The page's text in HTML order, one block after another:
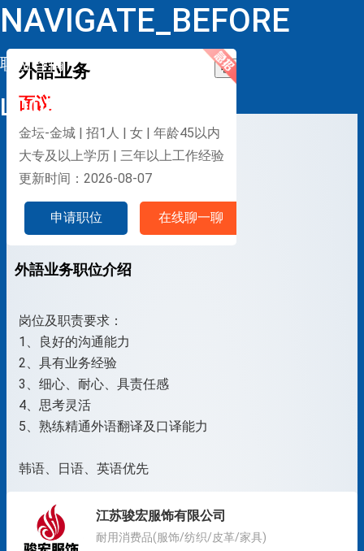
NAVIGATE_BEFORE
职位详情
LOOP
外語业务 收藏
面议
金坛-金城 | 招1人 | 女 | 年龄45以内
大专及以上学历 | 三年以上工作经验
更新时间：2026-08-07
申请职位 在线聊一聊
外語业务职位介绍
岗位及职责要求：
1、良好的沟通能力
2、具有业务经验
3、细心、耐心、具责任感
4、思考灵活
5、熟练精通外语翻译及口译能力
韩语、日语、英语优先
江苏骏宏服饰有限公司
耐用消费品(服饰/纺织/皮革/家具)